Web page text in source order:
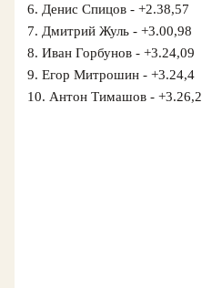
6. Денис Спицов - +2.38,57
7. Дмитрий Жуль - +3.00,98
8. Иван Горбунов - +3.24,09
9. Егор Митрошин - +3.24,4
10. Антон Тимашов - +3.26,2